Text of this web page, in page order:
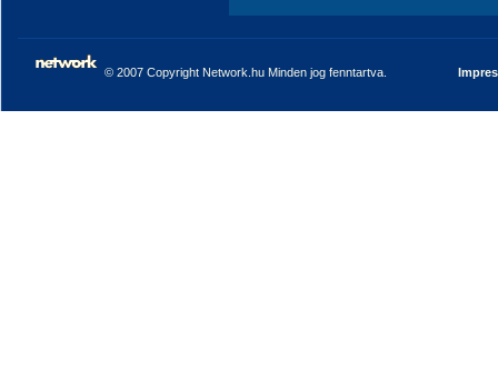
© 2007 Copyright Network.hu Minden jog fenntartva.